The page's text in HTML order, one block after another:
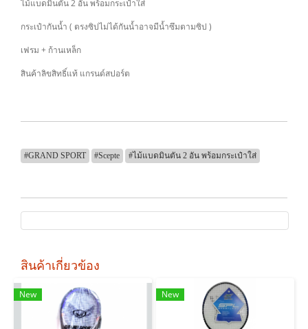
ไม้แบดมินตัน 2 อัน พร้อมกระเป๋าใส่
กระเป๋ากันน้ำ ( ตรงซิปไม่ได้กันน้ำอาจมีน้ำซึมตามซิป )
เฟรม + ก้านเหล็ก
สินค้าลิขสิทธิ์แท้ แกรนด์สปอร์ต
#GRAND SPORT #Scepte #ไม้แบดมินตัน 2 อัน พร้อมกระเป๋าใส่
สินค้าเกี่ยวข้อง
New New